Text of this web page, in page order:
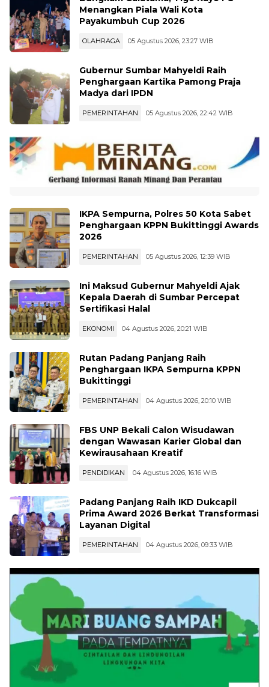
Bungkam Galatama, Tigo Kayo FC
Payakumbuh Cup 2026
OLAHRAGA 05 Agustus 2026, 23:27 WIB
Gubernur Sumbar Mahyeldi Raih
IKPA Sempurna, Polres 50 Kota Sabet
Penghargaan KPPN Bukittinggi Awards
PEMERINTAHAN 05 Agustus 2026, 12:39 WIB
Ini Maksud Gubernur Mahyeldi Ajak
Kepala Daerah di Sumbar Percepat
Sertifikasi Halal
EKONOMI 04 Agustus 2026, 20:21 WIB
Rutan Padang Panjang Raih
Penghargaan IKPA Sempurna KPPN
PEMERINTAHAN 04 Agustus 2026, 20:10 WIB
FBS UNP Bekali Calon Wisudawan
dengan Wawasan Karier Global dan
Kewirausahaan Kreatif
PENDIDIKAN 04 Agustus 2026, 16:16 WIB
Padang Panjang Raih IKD Dukcapil
Prima Award 2026 Berkat Transformasi
PEMERINTAHAN 04 Agustus 2026, 09:33 WIB